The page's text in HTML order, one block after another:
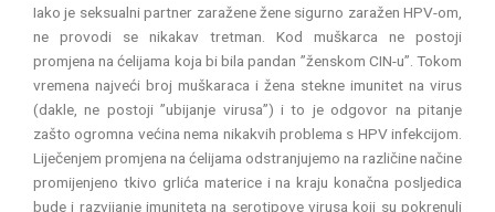
Iako je seksualni partner zaražene žene sigurno zaražen HPV-om,
ne provodi se nikakav tretman. Kod muškarca ne postoji
promjena na ćelijama koja bi bila pandan ”ženskom CIN-u”. Tokom
vremena najveći broj muškaraca i žena stekne imunitet na virus
(dakle, ne postoji ”ubijanje virusa”) i to je odgovor na pitanje
zašto ogromna većina nema nikakvih problema s HPV infekcijom.
Liječenjem promjena na ćelijama odstranjujemo na različine načine
promijenjeno tkivo grlića materice i na kraju konačna posljedica
bude i razvijanje imuniteta na serotipove virusa koji su pokrenuli